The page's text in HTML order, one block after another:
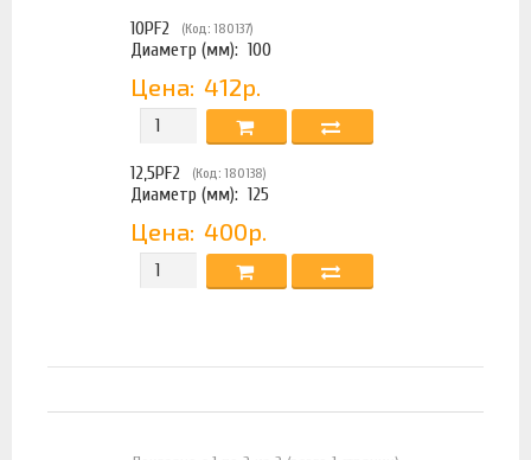
10PF2 (Код: 180137)
Диаметр (мм): 100
Цена: 412р.
12,5PF2 (Код: 180138)
Диаметр (мм): 125
Цена: 400р.